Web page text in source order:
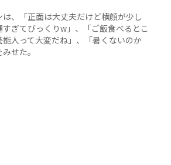
、「正面は大丈夫だけど横顔が少し
ぎてびっくりw」、「ご飯食べるとこ
人って大変だね」、「暑くないのか
せた。